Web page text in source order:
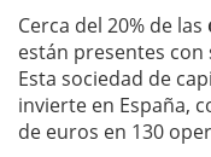
Cerca del 20% de las
están presentes con
Esta sociedad de
invierte en España,
de euros en 130